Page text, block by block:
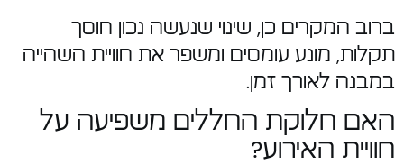
ברוב המקרים כן, שינוי שנעשה נכון חוסך
תקלות, מונע עומסים ומשפר את חוויית השהייה
במבנה לאורך זמן.
האם חלוקת החללים משפיעה על
חוויית האירוע?